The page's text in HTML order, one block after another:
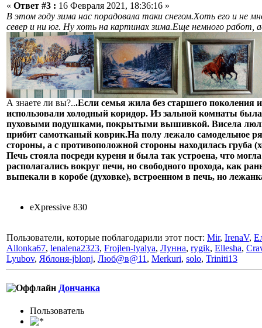
« Ответ #3 : 16 Февраля 2021, 18:36:16 »
В этом году зима нас порадовала таки снегом.Хоть его и не
север и ни юг. Ну хоть на картинах зима.Еще немного работ,
А знаете ли вы?...Если семья жила без старшего поколения
использовали холодный коридор. Из зальной комнаты
пуховыми подушками, покрытыми вышивкой. Висела
прибит самотканый коврик.На полу лежало самодельное
стороны, а с противоположной стороны находилась груба
Печь стояла посреди куреня и была так устроена, что
располагались вокруг печи, но свободного прохода, как
выпекали в коробе (духовке), встроенном в печь, но
eXpressive 830
Пользователи, которые поблагодарили этот пост: Mir, IrenaV,
Allonka67, lenalena2323, Frojlen-lyalya, Лунна, rygik, Ellesha,
Lyubov, Яблоня-jblonj, Люб@в@11 , Merkuri, solo, Triniti13
Дончанка
Пользовaтeль